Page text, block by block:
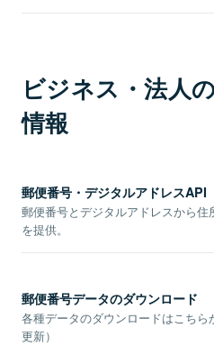
ビジネス・法人
情報
郵便番号・デジタルアドレスAPI
郵便番号とデジタルアドレスから
を提供。
郵便番号データのダウンロード
各種データのダウンロードはこちら
更新）